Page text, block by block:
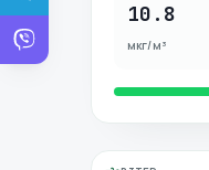
10.8
мкг/м³